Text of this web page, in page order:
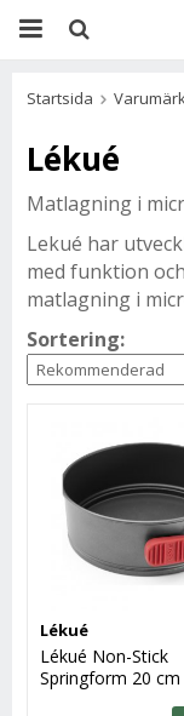
Startsida
Lékué
Matlagning i
Lekué har
med funktion
matlagning i
Sortering:
Lékué
Lékué Non-Stick
Springform 20 cm